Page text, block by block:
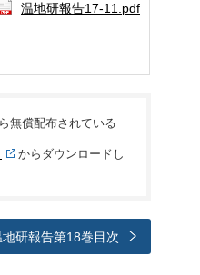
温地研報告17-11.pdf
無償配布されている
からダウンロードし
地研報告第18巻目次